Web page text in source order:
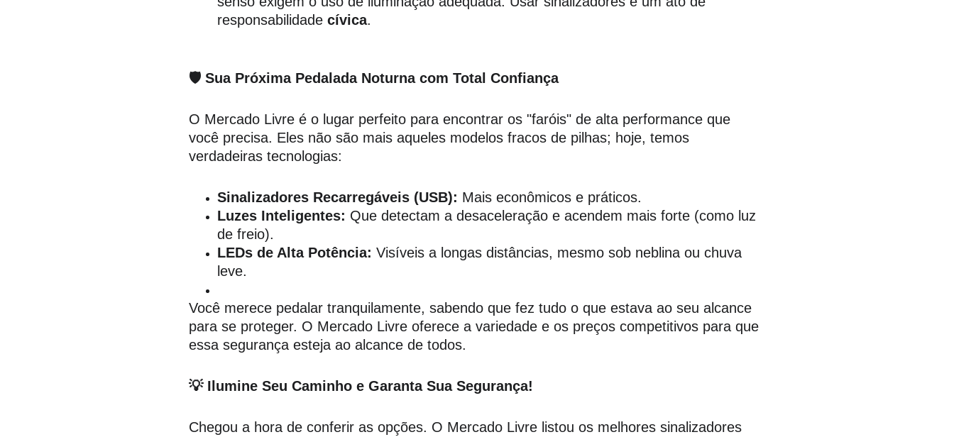
responsabilidade cívica.
🛡️ Sua Próxima Pedalada Noturna com Total Confiança
O Mercado Livre é o lugar perfeito para encontrar os "faróis" de alta performance que
você precisa. Eles não são mais aqueles modelos fracos de pilhas; hoje, temos
verdadeiras tecnologias:
Sinalizadores Recarregáveis (USB): Mais econômicos e práticos.
Luzes Inteligentes: Que detectam a desaceleração e acendem mais forte (como luz
de freio).
LEDs de Alta Potência: Visíveis a longas distâncias, mesmo sob neblina ou chuva
leve.
Você merece pedalar tranquilamente, sabendo que fez tudo o que estava ao seu alcance
para se proteger. O Mercado Livre oferece a variedade e os preços competitivos para que
essa segurança esteja ao alcance de todos.
💡 Ilumine Seu Caminho e Garanta Sua Segurança!
Chegou a hora de conferir as opções. O Mercado Livre listou os melhores sinalizadores